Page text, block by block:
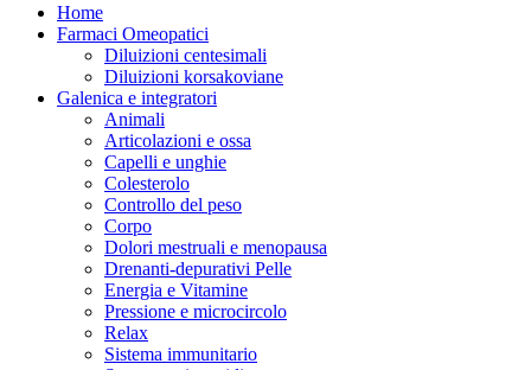
Home
Farmaci Omeopatici
Diluizioni centesimali
Diluizioni korsakoviane
Galenica e integratori
Animali
Articolazioni e ossa
Capelli e unghie
Colesterolo
Controllo del peso
Corpo
Dolori mestruali e menopausa
Drenanti-depurativi Pelle
Energia e Vitamine
Pressione e microcircolo
Relax
Sistema immunitario